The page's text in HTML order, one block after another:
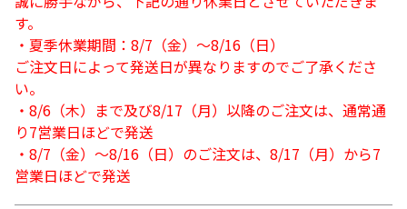
す。
・夏季休業期間：8/7（金）～8/16（日）
ご注文日によって発送日が異なりますのでご了承くださ
い。
・8/6（木）まで及び8/17（月）以降のご注文は、通常通
り7営業日ほどで発送
・8/7（金）～8/16（日）のご注文は、8/17（月）から7
営業日ほどで発送